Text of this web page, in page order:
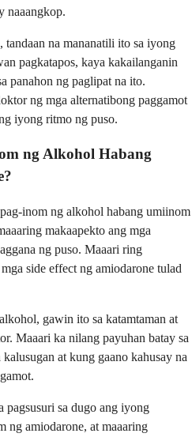
naaangkop.
na mananatili ito sa iyong
pagkatapos, kaya kakailanganin
panahon ng paglipat na ito.
ng mga alternatibong paggamot
iyong ritmo ng puso.
ng Alkohol Habang
inom ng alkohol habang umiinom
makaapekto ang mga
ng puso. Maaari ring
side effect ng amiodarone tulad
gawin ito sa katamtaman at
Maaari ka nilang payuhan batay sa
at kung gaano kahusay na
pagsusuri sa dugo ang iyong
ng amiodarone, at maaaring